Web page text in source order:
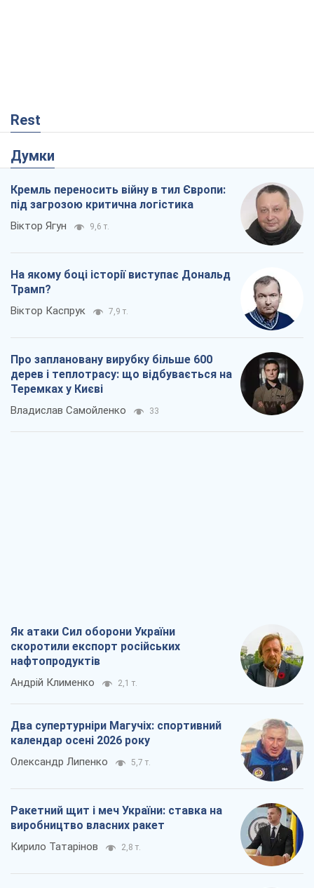
Rest
Думки
Кремль переносить війну в тил Європи:
під загрозою критична логістика
Віктор Ягун 9,6 т.
На якому боці історії виступає Дональд
Трамп?
Віктор Каспрук 7,9 т.
Про заплановану вирубку більше 600
дерев і теплотрасу: що відбувається на
Теремках у Києві
Владислав Самойленко 33
Як атаки Сил оборони України
скоротили експорт російських
нафтопродуктів
Андрій Клименко 2,1 т.
Два супертурніри Магучіх: спортивний
календар осені 2026 року
Олександр Липенко 5,7 т.
Ракетний щит і меч України: ставка на
виробництво власних ракет
Кирило Татарінов 2,8 т.